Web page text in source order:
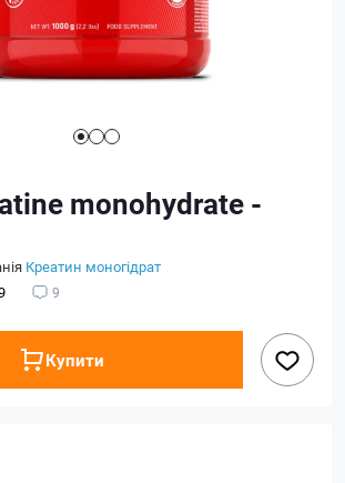
monohydrate -
Креатин моногідрат
9
Купити